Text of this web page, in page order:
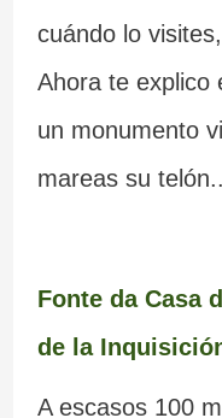
cuándo lo
Ahora te explico
un monumento
mareas su
Fonte da Casa
de la
A escasos 100